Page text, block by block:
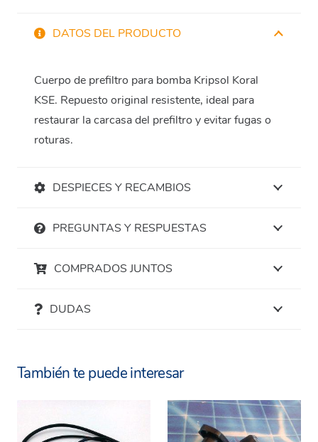
DATOS DEL PRODUCTO
Cuerpo de prefiltro para bomba Kripsol Koral
KSE. Repuesto original resistente, ideal para
restaurar la carcasa del prefiltro y evitar fugas o
roturas.
DESPIECES Y RECAMBIOS
PREGUNTAS Y RESPUESTAS
COMPRADOS JUNTOS
DUDAS
También te puede interesar